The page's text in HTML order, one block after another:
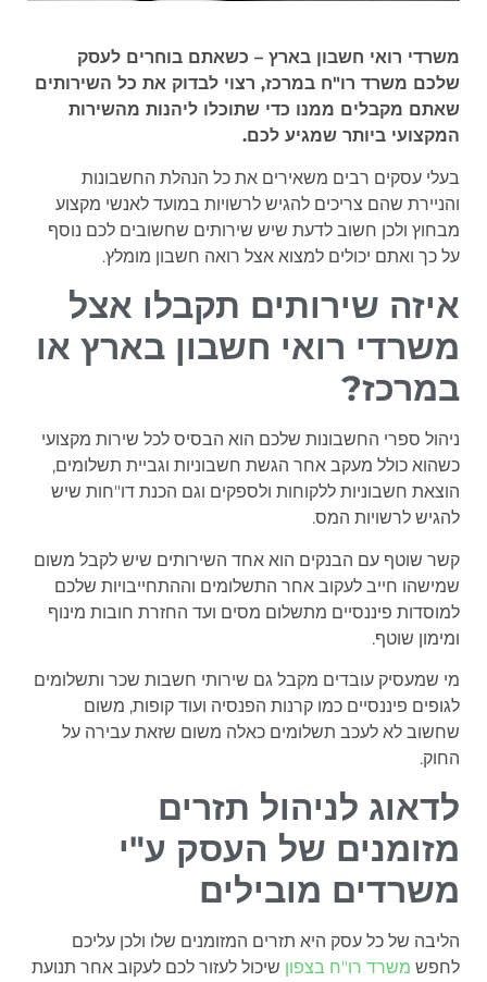
משרדי רואי חשבון בארץ – כשאתם בוחרים לעסק
שלכם משרד רו"ח במרכז, רצוי לבדוק את כל השירותים
שאתם מקבלים ממנו כדי שתוכלו ליהנות מהשירות
המקצועי ביותר שמגיע לכם.
בעלי עסקים רבים משאירים את כל הנהלת החשבונות
והניירת שהם צריכים להגיש לרשויות במועד לאנשי מקצוע
מבחוץ ולכן חשוב לדעת שיש שירותים שחשובים לכם נוסף
על כך ואתם יכולים למצוא אצל רואה חשבון מומלץ.
איזה שירותים תקבלו אצל
משרדי רואי חשבון בארץ או
במרכז?
ניהול ספרי החשבונות שלכם הוא הבסיס לכל שירות מקצועי
כשהוא כולל מעקב אחר הגשת חשבוניות וגביית תשלומים,
הוצאת חשבוניות ללקוחות ולספקים וגם הכנת דו"חות שיש
להגיש לרשויות המס.
קשר שוטף עם הבנקים הוא אחד השירותים שיש לקבל משום
שמישהו חייב לעקוב אחר התשלומים וההתחייבויות שלכם
למוסדות פיננסיים מתשלום מסים ועד החזרת חובות מינוף
ומימון שוטף.
מי שמעסיק עובדים מקבל גם שירותי חשבות שכר ותשלומים
לגופים פיננסיים כמו קרנות הפנסיה ועוד קופות, משום
שחשוב לא לעכב תשלומים כאלה משום שזאת עבירה על
החוק.
לדאוג לניהול תזרים
מזומנים של העסק ע"י
משרדים מובילים
הליבה של כל עסק היא תזרים המזומנים שלו ולכן עליכם
לחפש משרד רו"ח בצפון שיכול לעזור לכם לעקוב אחר תנועת